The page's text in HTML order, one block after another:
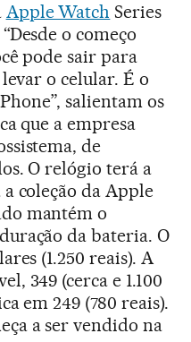
Apple Watch Series
o começo
pode sair para
o celular. É o
salientam os
que a empresa
de
O relógio terá a
coleção da Apple
mantém o
da bateria. O
(1.250 reais). A
349 (cerca e 1.100
em 249 (780 reais).
a ser vendido na